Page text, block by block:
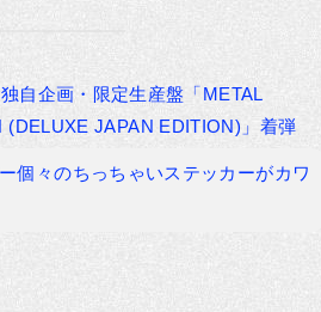
独自企画・限定生産盤「METAL
(DELUXE JAPAN EDITION)」着弾
個々のちっちゃいステッカーがカワ